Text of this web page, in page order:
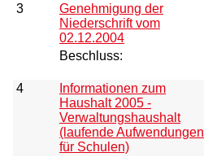
3
Genehmigung der
Niederschrift vom
02.12.2004
Beschluss:
4
Informationen zum
Haushalt 2005 -
Verwaltungshaushalt
(laufende Aufwendungen
für Schulen)